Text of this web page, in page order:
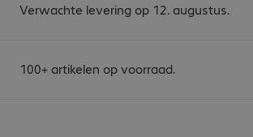
Verwachte levering op 12. augustus.
100+ artikelen op voorraad.